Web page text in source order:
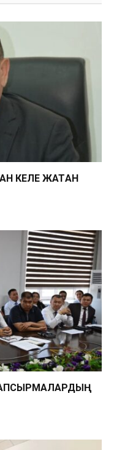
КЕЛЕ ЖАТҚАН